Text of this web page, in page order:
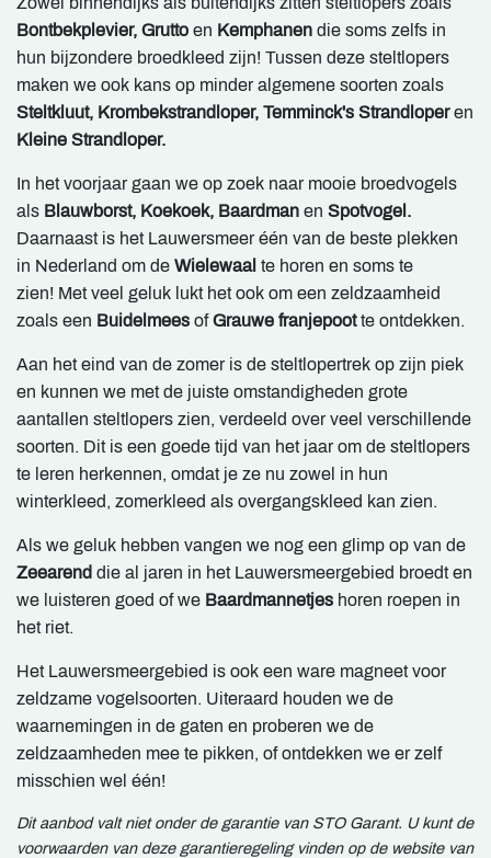
Bontbekplevier, Grutto en Kemphanen die soms zelfs in
hun bijzondere broedkleed zijn! Tussen deze steltlopers
maken we ook kans op minder algemene soorten zoals
Steltkluut, Krombekstrandloper, Temminck's Strandloperen
Kleine Strandloper.
In het voorjaar gaan we op zoek naar mooie broedvogels
als Blauwborst, Koekoek, Baardman en Spotvogel.
Daarnaast is het Lauwersmeer één van de beste plekken
in Nederland om de Wielewaal te horen en soms te
zien! Met veel geluk lukt het ook om een zeldzaamheid
zoals een Buidelmees ofGrauwe franjepootte ontdekken.
Aan het eind van de zomer is de steltlopertrek op zijn piek
en kunnen we met de juiste omstandigheden grote
aantallen steltlopers zien, verdeeld over veel verschillende
soorten. Dit is een goede tijd van het jaar om de steltlopers
te leren herkennen, omdat je ze nu zowel in hun
winterkleed, zomerkleed als overgangskleed kan zien.
Als we geluk hebben vangen we nog een glimp op van de
Zeearend die al jaren in het Lauwersmeergebied broedt en
we luisteren goed of we Baardmannetjes horen roepen in
het riet.
Het Lauwersmeergebied is ook een ware magneet voor
zeldzame vogelsoorten. Uiteraard houden we de
waarnemingen in de gaten en proberen we de
zeldzaamheden mee te pikken, of ontdekken we er zelf
misschien wel één!
Dit aanbod valt niet onder de garantie van STO Garant. U kunt de
voorwaarden van deze garantieregeling vinden op de website van